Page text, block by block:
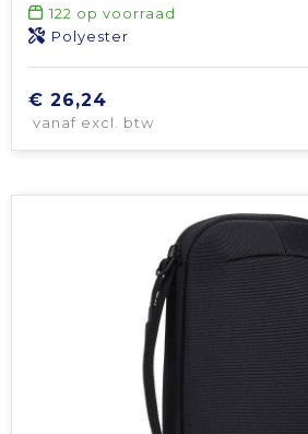
122 op voorraad
Polyester
€ 26,24
vanaf excl. btw